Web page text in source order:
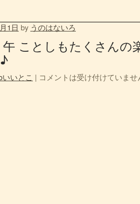
1日 by うのはないろ
ことしもたくさんの
いとこ | コメントは受け付けていませ